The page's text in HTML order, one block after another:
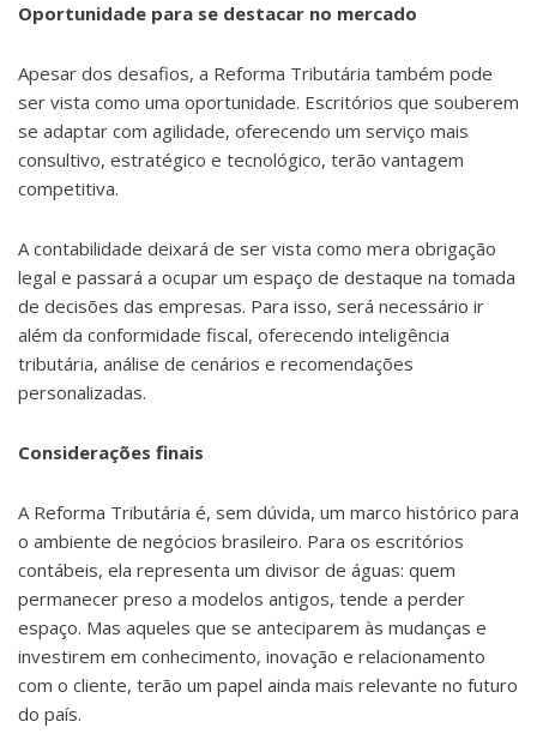
Oportunidade para se destacar no mercado
Apesar dos desafios, a Reforma Tributária também pode
ser vista como uma oportunidade. Escritórios que souberem
se adaptar com agilidade, oferecendo um serviço mais
consultivo, estratégico e tecnológico, terão vantagem
competitiva.
A contabilidade deixará de ser vista como mera obrigação
legal e passará a ocupar um espaço de destaque na tomada
de decisões das empresas. Para isso, será necessário ir
além da conformidade fiscal, oferecendo inteligência
tributária, análise de cenários e recomendações
personalizadas.
Considerações finais
A Reforma Tributária é, sem dúvida, um marco histórico para
o ambiente de negócios brasileiro. Para os escritórios
contábeis, ela representa um divisor de águas: quem
permanecer preso a modelos antigos, tende a perder
espaço. Mas aqueles que se anteciparem às mudanças e
investirem em conhecimento, inovação e relacionamento
com o cliente, terão um papel ainda mais relevante no futuro
do país.